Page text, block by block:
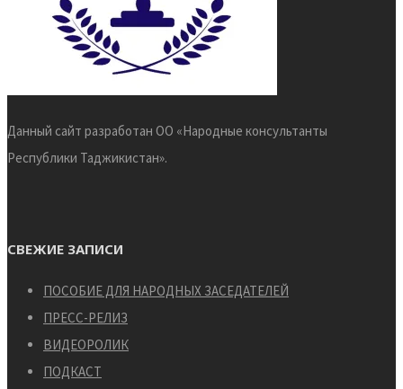
Данный сайт разработан ОО «Народные консультанты
Республики Таджикистан».
СВЕЖИЕ ЗАПИСИ
ПОСОБИЕ ДЛЯ НАРОДНЫХ ЗАСЕДАТЕЛЕЙ
ПРЕСС-РЕЛИЗ
ВИДЕОРОЛИК
ПОДКАСТ